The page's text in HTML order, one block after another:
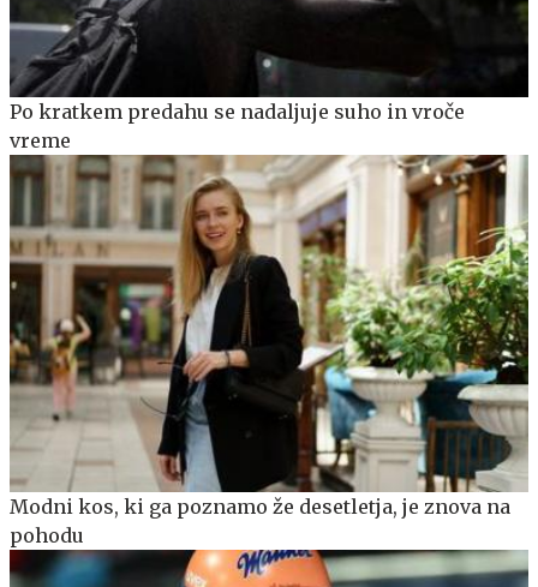
Po kratkem predahu se nadaljuje suho in vroče
vreme
Modni kos, ki ga poznamo že desetletja, je znova na
pohodu